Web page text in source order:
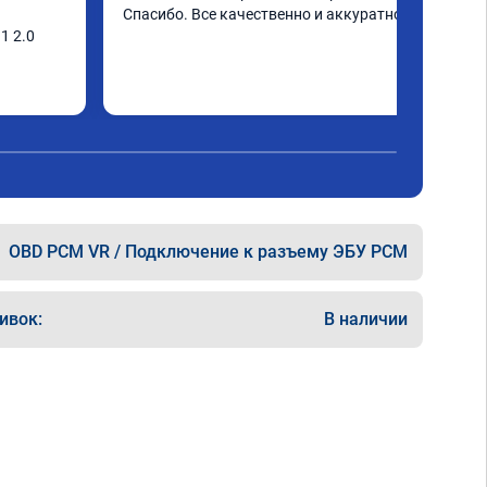
2.0
и с 6/5
работе
Спасибо. Все качественно и аккуратно.
OBD PCM VR / Подключение к разъему ЭБУ PCM
В наличии